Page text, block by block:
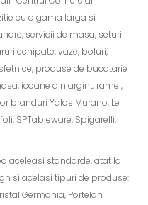
cu o gama larga si
servicii de masa, seturi
echipate, vaze, boluri,
produse de bucatarie
icoane din argint, rame ,
branduri Yalos Murano, Le
SPTableware, Spigarelli,
aceleasi standarde, atat la
si acelasi tipuri de produse:
Germania, Portelan